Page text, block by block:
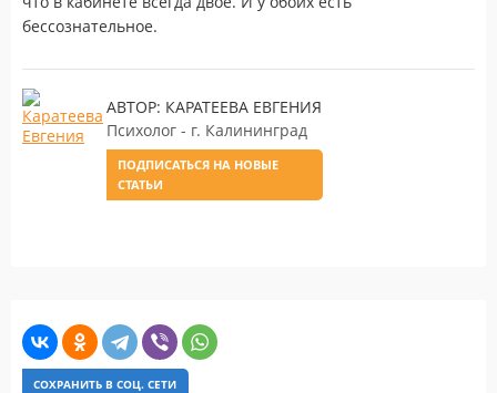
бессознательное.
АВТОР: КАРАТЕЕВА ЕВГЕНИЯ
Психолог - г. Калининград
ПОДПИСАТЬСЯ НА НОВЫЕ
СТАТЬИ
СОХРАНИТЬ В СОЦ. СЕТИ